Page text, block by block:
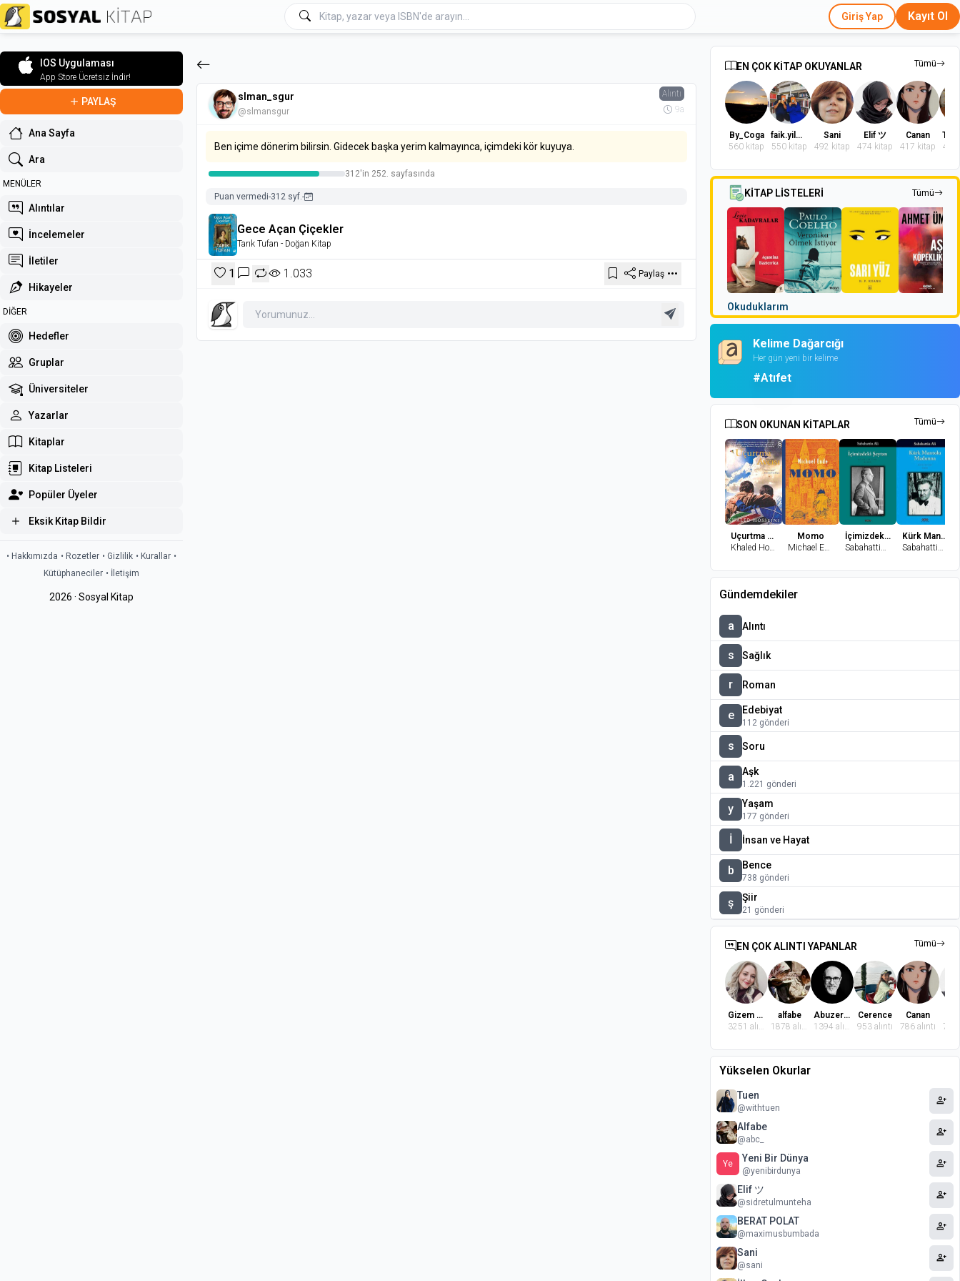
Giriş Yap Kayıt Ol
IOS Uygulaması
App Store Ücretsiz İndir!
PAYLAŞ
Ana Sayfa
Ara
MENÜLER
Alıntılar
İncelemeler
İletiler
Hikayeler
DİĞER
Hedefler
Gruplar
Üniversiteler
Yazarlar
Kitaplar
Kitap Listeleri
Popüler Üyeler
Eksik Kitap Bildir
• Hakkımızda • Rozetler • Gizlilik • Kurallar •
Kütüphaneciler • İletişim
2026 · Sosyal Kitap
slman_sgur
@slmansgur
Alıntı
9a
Ben içime dönerim bilirsin. Gidecek başka yerim kalmayınca, içimdeki kör kuyuya.
312'in 252. sayfasında
Puan vermedi-312 syf.-
Gece Açan Çiçekler
Tarık Tufan - Doğan Kitap
1 1.033 Paylaş
EN ÇOK KİTAP OKUYANLAR Tümü
By_Coga
560 kitap
faik.yilmaz.9
550 kitap
Sani
492 kitap
Elif ツ
474 kitap
Canan
417 kitap
402
KİTAP LİSTELERİ Tümü
Okuduklarım
Kelime Dağarcığı
Her gün yeni bir kelime
#Atıfet
SON OKUNAN KİTAPLAR Tümü
Uçurtma Avcısı
Khaled Hosseini
Momo
Michael Ende
İçimizdeki Şeytan
Sabahattin Ali
Kürk Mantolu Madonna
Sabahattin Ali
Gündemdekiler
a Alıntı
s Sağlık
r Roman
e Edebiyat
112 gönderi
s Soru
a Aşk
1.221 gönderi
y Yaşam
177 gönderi
İ İnsan ve Hayat
b Bence
738 gönderi
ş Şiir
21 gönderi
EN ÇOK ALINTI YAPANLAR Tümü
Gizem Dindaroğlu
3251 alıntı
alfabe
1878 alıntı
Abuzer Badem
1394 alıntı
Cerence
953 alıntı
Canan
786 alıntı
764
Yükselen Okurlar
Tuen
@withtuen person_add
Alfabe
@abc_ person_add
Ye Yeni Bir Dünya
@yenibirdunya person_add
Elif ツ
@sidretulmunteha person_add
BERAT POLAT
@maximusbumbada person_add
Sani
@sani person_add